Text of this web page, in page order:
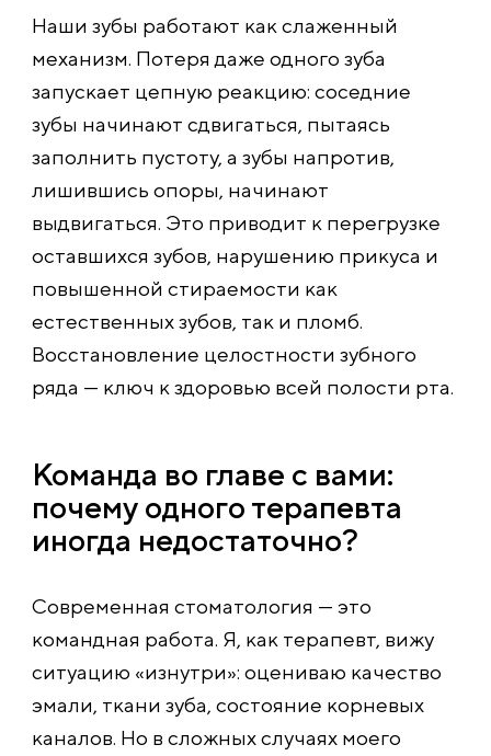
Наши зубы работают как слаженный
механизм. Потеря даже одного зуба
запускает цепную реакцию: соседние
зубы начинают сдвигаться, пытаясь
заполнить пустоту, а зубы напротив,
лишившись опоры, начинают
выдвигаться. Это приводит к перегрузке
оставшихся зубов, нарушению прикуса и
повышенной стираемости как
естественных зубов, так и пломб.
Восстановление целостности зубного
ряда — ключ к здоровью всей полости рта.
Команда во главе с вами:
почему одного терапевта
иногда недостаточно?
Современная стоматология — это
командная работа. Я, как терапевт, вижу
ситуацию «изнутри»: оцениваю качество
эмали, ткани зуба, состояние корневых
каналов. Но в сложных случаях моего